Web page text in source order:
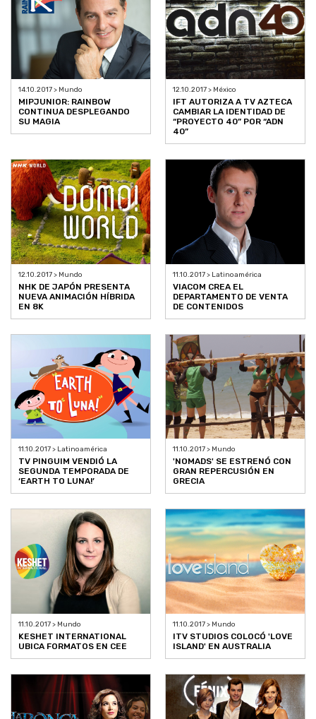
14.10.2017 > Mundo
MIPJUNIOR: RAINBOW
CONTINUA DESPLEGANDO
SU MAGIA
12.10.2017 > México
IFT AUTORIZA A TV AZTECA
CAMBIAR LA IDENTIDAD DE
“PROYECTO 40” POR “ADN
40”
12.10.2017 > Mundo
NHK DE JAPÓN PRESENTA
NUEVA ANIMACIÓN HÍBRIDA
EN 8K
11.10.2017 > Latinoamérica
VIACOM CREA EL
DEPARTAMENTO DE VENTA
DE CONTENIDOS
11.10.2017 > Latinoamérica
TV PINGUIM VENDIÓ LA
SEGUNDA TEMPORADA DE
‘EARTH TO LUNA!’
11.10.2017 > Mundo
'NOMADS' SE ESTRENÓ CON
GRAN REPERCUSIÓN EN
GRECIA
11.10.2017 > Mundo
KESHET INTERNATIONAL
UBICA FORMATOS EN CEE
11.10.2017 > Mundo
ITV STUDIOS COLOCÓ 'LOVE
ISLAND' EN AUSTRALIA